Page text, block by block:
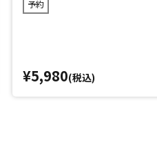
予約
¥5,980(税込)